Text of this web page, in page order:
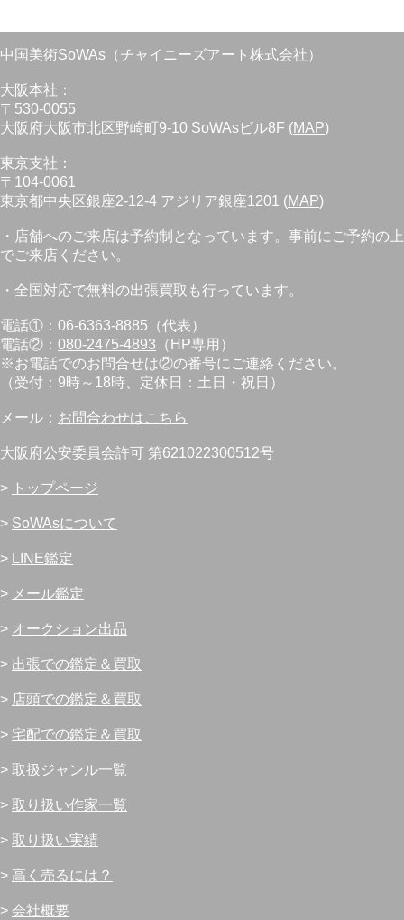
中国美術SoWAs（チャイニーズアート株式会社）
大阪本社：
〒530-0055
大阪府大阪市北区野崎町9-10 SoWAsビル8F (MAP)
東京支社：
〒104-0061
東京都中央区銀座2-12-4 アジリア銀座1201 (MAP)
・店舗へのご来店は予約制となっています。事前にご予約の上
でご来店ください。
・全国対応で無料の出張買取も行っています。
電話①：06-6363-8885（代表）
電話②： 080-2475-4893 （HP専用）
※お電話でのお問合せは②の番号にご連絡ください。
（受付：9時～18時、定休日：土日・祝日）
メール： お問合わせはこちら
大阪府公安委員会許可 第621022300512号
> トップページ
> SoWAsについて
> LINE鑑定
> メール鑑定
> オークション出品
> 出張での鑑定＆買取
> 店頭での鑑定＆買取
> 宅配での鑑定＆買取
> 取扱ジャンル一覧
> 取り扱い作家一覧
> 取り扱い実績
> 高く売るには？
> 会社概要